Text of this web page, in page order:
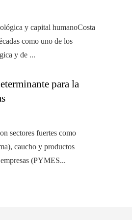
y capital humanoCosta
como uno de los
y de ...
para la
sectores fuertes como
caucho y productos
(PYMES...